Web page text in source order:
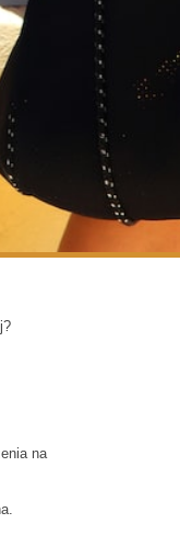
na